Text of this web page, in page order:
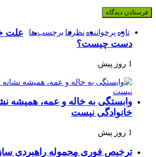
تازه پرخواننده نظرها برچسب ها
علت
دست چیست؟
1 روز پیش
وابستگی به خاله و عمه، همیشه
خانوادگی نیست
1 روز پیش
ترخیص فوری محموله راهبردی